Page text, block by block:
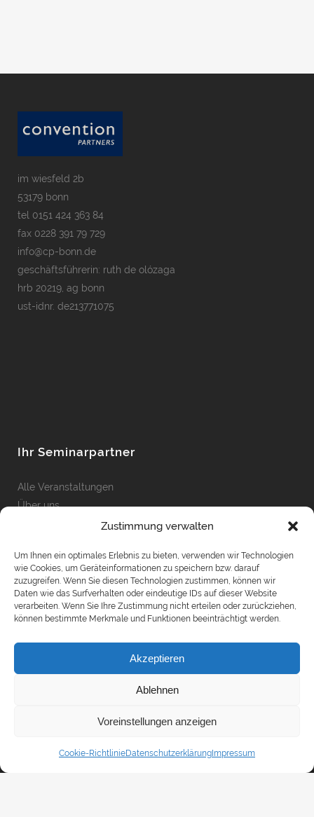
Zustimmung verwalten
Um Ihnen ein optimales Erlebnis zu bieten, verwenden wir Technologien
wie Cookies, um Geräteinformationen zu speichern bzw. darauf
zuzugreifen. Wenn Sie diesen Technologien zustimmen, können wir
Daten wie das Surfverhalten oder eindeutige IDs auf dieser Website
verarbeiten. Wenn Sie Ihre Zustimmung nicht erteilen oder zurückziehen,
können bestimmte Merkmale und Funktionen beeinträchtigt werden.
Akzeptieren
Ablehnen
Voreinstellungen anzeigen
Cookie-RichtlinieDatenschutzerklärung Impressum
im wiesfeld 2b
53179 bonn
tel 0151 424 363 84
fax 0228 391 79 729
info@cp-bonn.de
geschäftsführerin: ruth de olózaga
hrb 20219, ag bonn
ust-idnr. de213771075
Ihr Seminarpartner
Alle Veranstaltungen
Über uns
Unsere Leistungen
Impressum
Teilnahmebedingungen
Datenschutzerklärung